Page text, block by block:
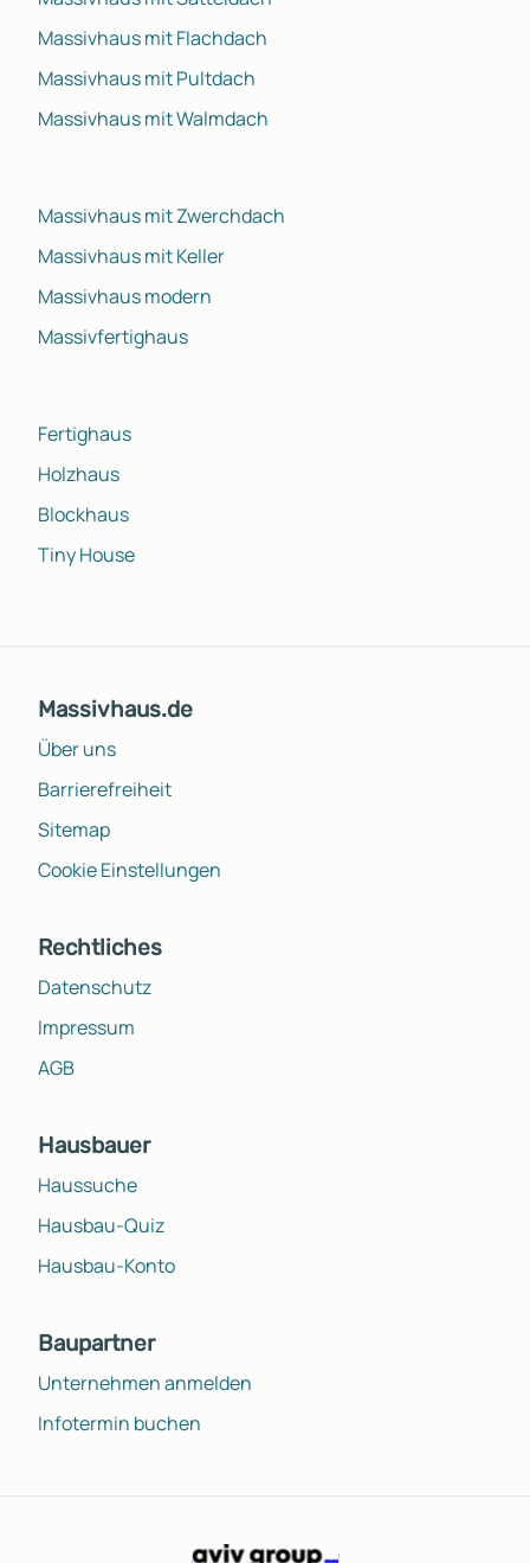
Massivhaus mit Flachdach
Massivhaus mit Pultdach
Massivhaus mit Walmdach
Massivhaus mit Zwerchdach
Massivhaus mit Keller
Massivhaus modern
Massivfertighaus
Fertighaus
Holzhaus
Blockhaus
Tiny House
Massivhaus.de
Über uns
Barrierefreiheit
Sitemap
Cookie Einstellungen
Rechtliches
Datenschutz
Impressum
AGB
Hausbauer
Haussuche
Hausbau-Quiz
Hausbau-Konto
Baupartner
Unternehmen anmelden
Infotermin buchen